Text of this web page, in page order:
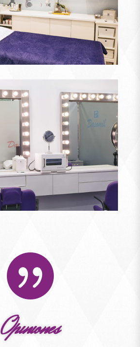

Opiniones